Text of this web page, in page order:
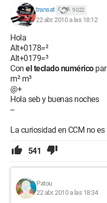
transat 9 022
22 abr. 2010 a las 18:12
Hola
Alt+0178=²
Alt+0179=³
Con el teclado numérico
m² m³
@+
Hola seb y buenas noches
--
La curiosidad en CCM no
541
Patou
22 abr. 2010 a las 18:34